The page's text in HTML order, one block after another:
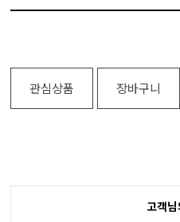
관심상품 장바구니
고객